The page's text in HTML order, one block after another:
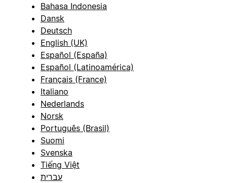
Bahasa Indonesia
Dansk
Deutsch
English (UK)
Español (España)
Español (Latinoamérica)
Français (France)
Italiano
Nederlands
Norsk
Português (Brasil)
Suomi
Svenska
Tiếng Việt
עברית